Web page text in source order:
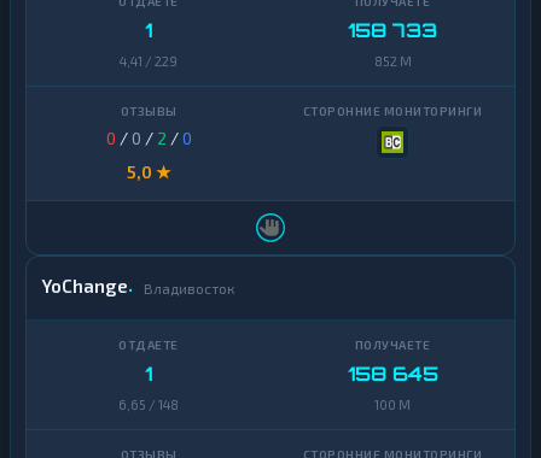
1
4,41 / 229
158 733
852 M
0 / 0 / 2 /0
5,0 ★
YoChange Владивосток
1
6,65 / 148
158 645
100 M